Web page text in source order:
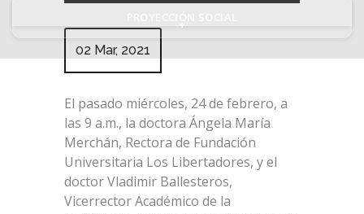
+
02 Mar, 2021
El pasado miércoles, 24 de febrero, a
las 9 a.m., la doctora Ángela María
Merchán, Rectora de Fundación
Universitaria Los Libertadores, y el
doctor Vladimir Ballesteros,
Vicerrector Académico de la